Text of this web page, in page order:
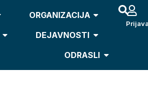
ORGANIZACIJA
DEJAVNOSTI
ODRASLI